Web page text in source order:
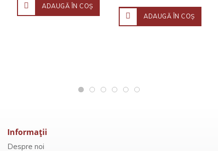
ADAUGĂ ÎN COŞ
ADAUGĂ ÎN COŞ
Informaţii
Despre noi